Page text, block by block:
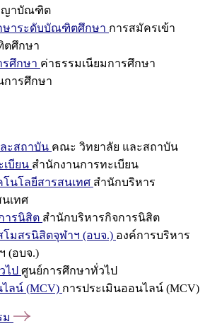
ญาบัณฑิต
ษาระดับบัณฑิตศึกษา การสมัครเข้า
ศึกษา
รศึกษา ค่าธรรมเนียมการศึกษา
การศึกษา
ะสถาบัน คณะ วิทยาลัย และสถาบัน
เบียน สำนักงานการทะเบียน
นโลยีสารสนเทศ สำนักบริหาร
เทศ
ารนิสิต สำนักบริหารกิจการนิสิต
โมสรนิสิตจุฬาฯ (อบจ.) องค์การบริหาร
(อบจ.)
ไป ศูนย์การศึกษาทั่วไป
ลน์ (MCV) การประเมินออนไลน์ (MCV)
ม